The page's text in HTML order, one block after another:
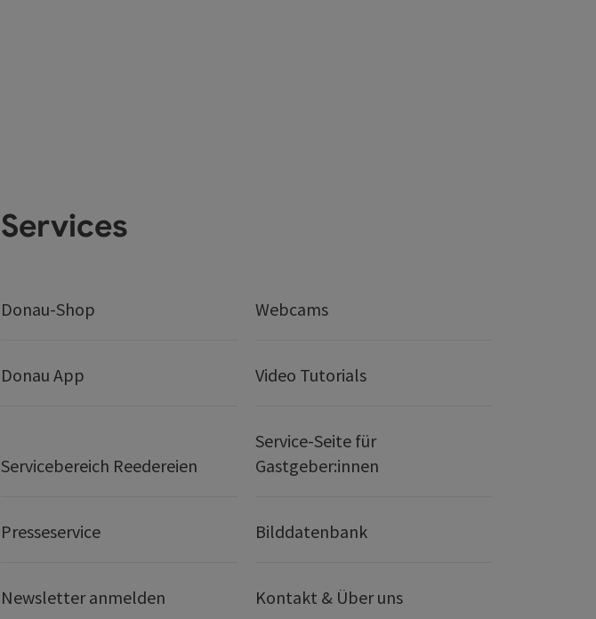
Services
Donau-Shop Webcams
Donau App Video Tutorials
Servicebereich Reedereien
Service-Seite für
Gastgeber:innen
Presseservice Bilddatenbank
Newsletter anmelden Kontakt & Über uns